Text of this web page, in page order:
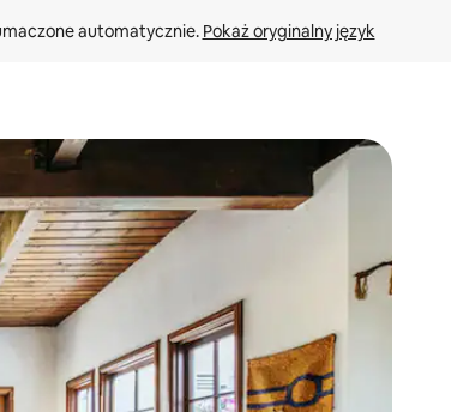
automatycznie. Pokaż oryginalny język